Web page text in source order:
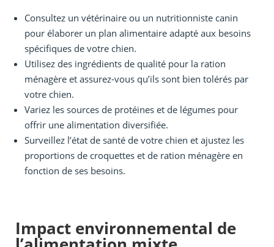
Consultez un vétérinaire ou un nutritionniste canin
pour élaborer un plan alimentaire adapté aux besoins
spécifiques de votre chien.
Utilisez des ingrédients de qualité pour la ration
ménagère et assurez-vous qu’ils sont bien tolérés par
votre chien.
Variez les sources de protéines et de légumes pour
offrir une alimentation diversifiée.
Surveillez l’état de santé de votre chien et ajustez les
proportions de croquettes et de ration ménagère en
fonction de ses besoins.
Impact environnemental de